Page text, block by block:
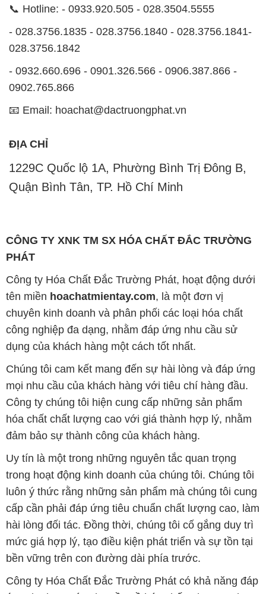
📞 Hotline: - 0933.920.505 - 028.3504.5555
- 028.3756.1835 - 028.3756.1840 - 028.3756.1841-
028.3756.1842
- 0932.660.696 - 0901.326.566 - 0906.387.866 -
0902.765.866
📧 Email: hoachat@dactruongphat.vn
ĐỊA CHỈ
1229C Quốc lộ 1A, Phường Bình Trị Đông B,
Quận Bình Tân, TP. Hồ Chí Minh
CÔNG TY XNK TM SX HÓA CHẤT ĐẮC TRƯỜNG
PHÁT
Công ty Hóa Chất Đắc Trường Phát, hoạt động dưới
tên miền hoachatmientay.com, là một đơn vị
chuyên kinh doanh và phân phối các loại hóa chất
công nghiệp đa dạng, nhằm đáp ứng nhu cầu sử
dụng của khách hàng một cách tốt nhất.
Chúng tôi cam kết mang đến sự hài lòng và đáp ứng
mọi nhu cầu của khách hàng với tiêu chí hàng đầu.
Công ty chúng tôi hiện cung cấp những sản phẩm
hóa chất chất lượng cao với giá thành hợp lý, nhằm
đảm bảo sự thành công của khách hàng.
Uy tín là một trong những nguyên tắc quan trọng
trong hoạt động kinh doanh của chúng tôi. Chúng tôi
luôn ý thức rằng những sản phẩm mà chúng tôi cung
cấp cần phải đáp ứng tiêu chuẩn chất lượng cao, làm
hài lòng đối tác. Đồng thời, chúng tôi cố gắng duy trì
mức giá hợp lý, tạo điều kiện phát triển và sự tồn tại
bền vững trên con đường dài phía trước.
Công ty Hóa Chất Đắc Trường Phát có khả năng đáp